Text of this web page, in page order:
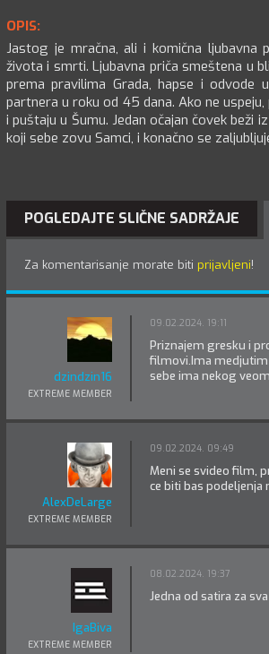
OPIS:
Jastog je mračna, ali i komična ljubavna
života i smrti. Ljubavna priča smeštena u
prema pravilima Grada, hapse i odvode
partnera u roku od 45 dana. Ako ne
i puštaju u Šumu. Jedan očajan čovek beži
koji sebe zovu Samci, i konačno se
POGLEDAJTE SLIČNE SADRŽAJE
Za komentarisanje morate biti prijavljeni!
dzindzin16
EXTREME MEMBER
09.02.2024. 19:11
Priznajem gresku i
filmovi.Ima medjutim
sebe ima nekog
AlexDeLarge
EXTREME MEMBER
09.02.2024. 09:49
Meni se svideo film,
ce biti bas podeljenja
IgaBiva
EXTREME MEMBER
08.02.2024. 19:37
Jedna od satira za